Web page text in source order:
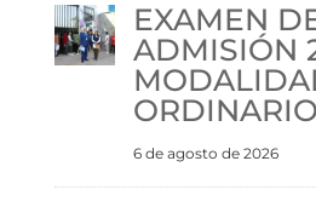
EXAMEN
ADMISIÓN
ORDINARIO
6 de agosto de 2026